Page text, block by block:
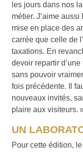
les jours dans nos
métier. J’aime
mise en place des
carrée que celle de
taxations. En
devoir repartir
sans pouvoir
fois précédente. Il
nouveaux invités,
plaire aux visiteurs.
UN
Pour cette édition,